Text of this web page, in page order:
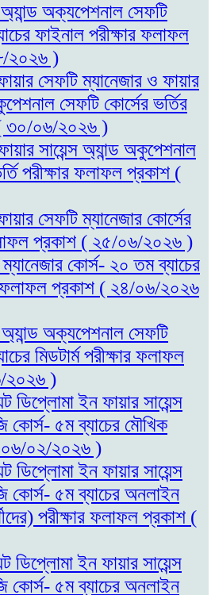
অ্যান্ড অক্যপেশনাল সেফটি
ফাইনাল পরীক্ষার ফলাফল
২০২৬ )
সেফটি ম্যানেজার ও ফায়ার
সেফটি কোর্সের ভর্তির
( ৩০/০৬/২০২৬ )
সায়েন্স অ্যান্ড অকুপেশনাল
পরীক্ষার ফলাফল প্রকাশ (
সেফটি ম্যানেজার কোর্সের
প্রকাশ ( ২৫/০৬/২০২৬ )
কোর্স- ২০ তম ব্যাচের
ফলাফল প্রকাশ ( ২৪/০৬/২০২৬
অ্যান্ড অক্যপেশনাল সেফটি
মিডটার্ম পরীক্ষার ফলাফল
২০২৬ )
ডিপ্লোমা ইন ফায়ার সায়েন্স
কোর্স- ৫ম ব্যাচের মৌখিক
০৬/০২/২০২৬ )
ডিপ্লোমা ইন ফায়ার সায়েন্স
কোর্স- ৫ম ব্যাচের অনলাইন
পরীক্ষার ফলাফল প্রকাশ (
ডিপ্লোমা ইন ফায়ার সায়েন্স
কোর্স- ৫ম ব্যাচের অনলাইন